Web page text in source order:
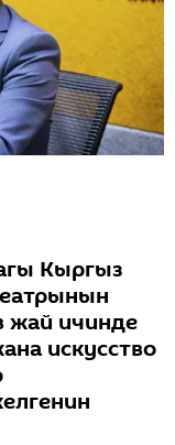
Кыргыз
жай ичинде
искусство